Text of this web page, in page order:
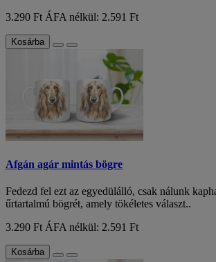
3.290 Ft ÁFA nélkül: 2.591 Ft
Kosárba
Afgán agár mintás bögre
Fedezd fel ezt az egyedülálló, csak nálunk
űrtartalmú bögrét, amely tökéletes választ..
3.290 Ft ÁFA nélkül: 2.591 Ft
Kosárba